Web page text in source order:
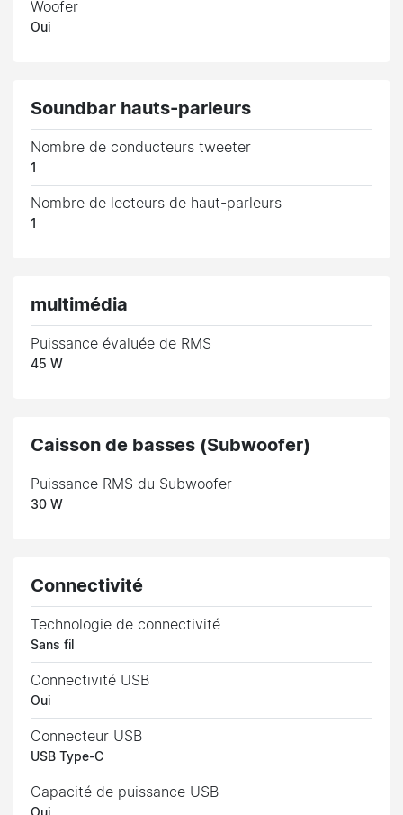
Woofer
Oui
Soundbar hauts-parleurs
Nombre de conducteurs tweeter
1
Nombre de lecteurs de haut-parleurs
1
multimédia
Puissance évaluée de RMS
45 W
Caisson de basses (Subwoofer)
Puissance RMS du Subwoofer
30 W
Connectivité
Technologie de connectivité
Sans fil
Connectivité USB
Oui
Connecteur USB
USB Type-C
Capacité de puissance USB